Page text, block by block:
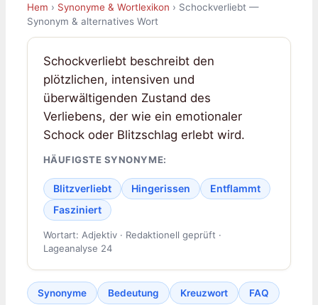
Hem › Synonyme & Wortlexikon › Schockverliebt —
Synonym & alternatives Wort
Schockverliebt beschreibt den
plötzlichen, intensiven und
überwältigenden Zustand des
Verliebens, der wie ein emotionaler
Schock oder Blitzschlag erlebt wird.
HÄUFIGSTE SYNONYME:
Blitzverliebt Hingerissen
Entflammt
Fasziniert
Wortart: Adjektiv · Redaktionell geprüft ·
Lageanalyse 24
Synonyme Bedeutung Kreuzwort FAQ